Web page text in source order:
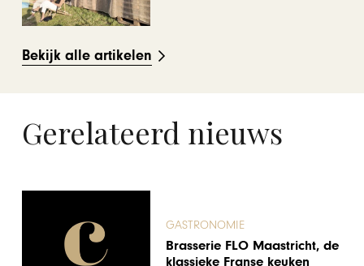
Bekijk alle artikelen
Gerelateerd nieuws
GASTRONOMIE
Restaurantgids 06-04